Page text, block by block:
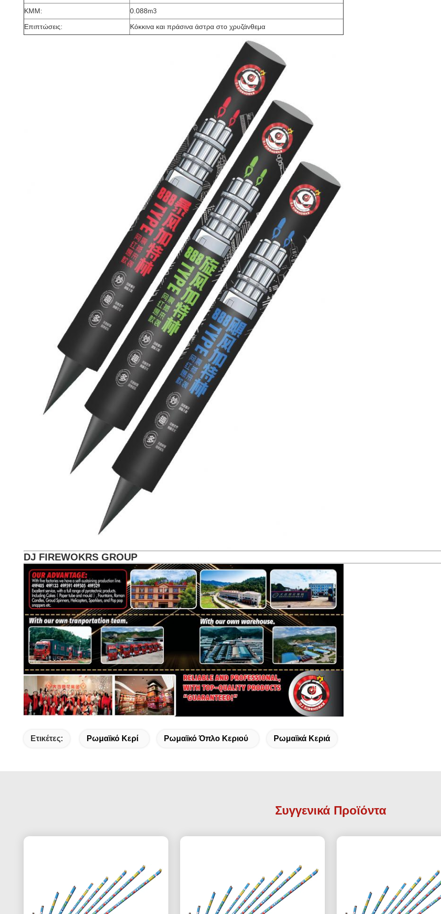
ΚΜΜ:
0.088m3
Επιπτώσεις: Κόκκινα και πράσινα άστρα στο χρυζάνθεμα
DJ FIREWOKRS GROUP
Ετικέτες: Ρωμαϊκό Κερί Ρωμαϊκό Όπλο Κεριού Ρωμαϊκά Κεριά
Συγγενικά Προϊόντα